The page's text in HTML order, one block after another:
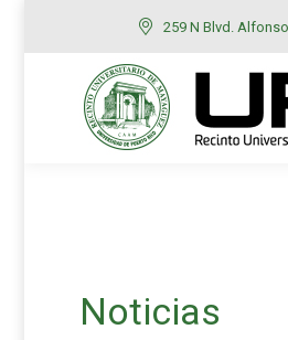
259 N Blvd.
Noticias